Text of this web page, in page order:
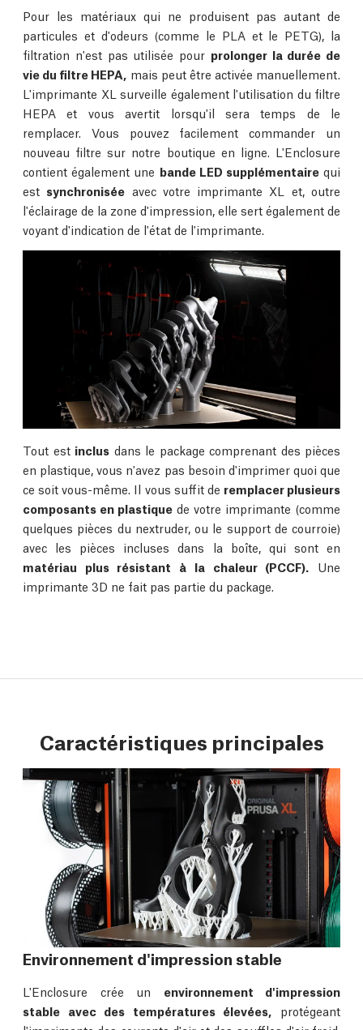
Pour les matériaux qui ne produisent pas autant de
particules et d'odeurs (comme le PLA et le PETG), la
filtration n'est pas utilisée pour prolonger la durée de
vie du filtre HEPA, mais peut être activée manuellement.
L'imprimante XL surveille également l'utilisation du filtre
HEPA et vous avertit lorsqu'il sera temps de le
remplacer. Vous pouvez facilement commander un
nouveau filtre sur notre boutique en ligne. L'Enclosure
contient également une bande LED supplémentairequi
est synchronisée avec votre imprimante XL et, outre
l'éclairage de la zone d'impression, elle sert également de
voyant d'indication de l'état de l'imprimante.
Tout est inclus dans le package comprenant des pièces
en plastique, vous n'avez pas besoin d'imprimer quoi que
ce soit vous-même. Il vous suffit de remplacer plusieurs
composants en plastique de votre imprimante (comme
quelques pièces du nextruder, ou le support de courroie)
avec les pièces incluses dans la boîte, qui sont en
matériau plus résistant à la chaleur (PCCF). Une
imprimante 3D ne fait pas partie du package.
Caractéristiques principales
Environnement d'impression stable
L'Enclosure crée un environnement d'impression
stable avec des températures élevées,
protégeant